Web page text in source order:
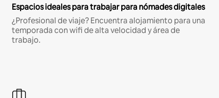
Espacios ideales para trabajar para nómades digitales
¿Profesional de viaje? Encuentra alojamiento para una
temporada con wifi de alta velocidad y área de
trabajo.